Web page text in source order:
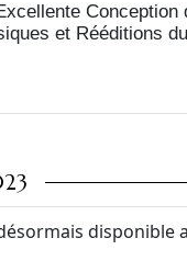
Conception
et Rééditions